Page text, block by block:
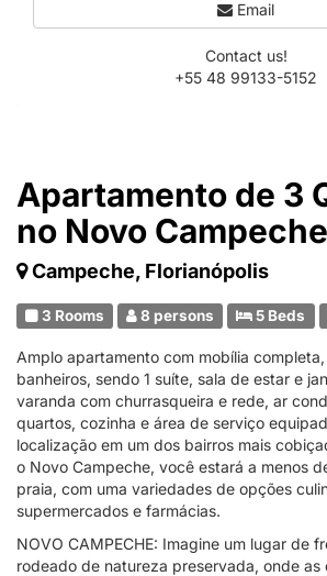
Apartamento de 3
no Novo Campeche
Campeche, Florianópolis
3 Rooms 8 persons 5 Beds
Amplo apartamento com mobília
banheiros, sendo 1 suíte, sala de estar e
varanda com churrasqueira e rede, ar
quartos, cozinha e área de serviço
localização em um dos bairros mais
o Novo Campeche, você estará a menos
praia, com uma variedades de opções
supermercados e farmácias.
NOVO CAMPECHE: Imagine um lugar de
rodeado de natureza preservada, onde as
Email
Contact us!
+55 48 99133-5152